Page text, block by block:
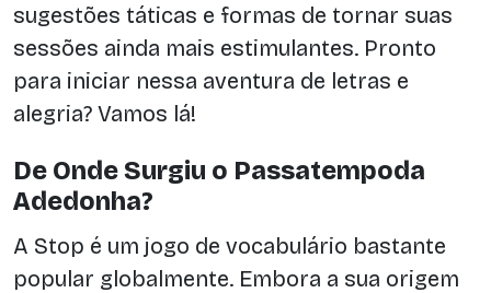
sugestões táticas e formas de tornar suas
sessões ainda mais estimulantes. Pronto
para iniciar nessa aventura de letras e
alegria? Vamos lá!
De Onde Surgiu o Passatempoda
Adedonha?
A Stop é um jogo de vocabulário bastante
popular globalmente. Embora a sua origem